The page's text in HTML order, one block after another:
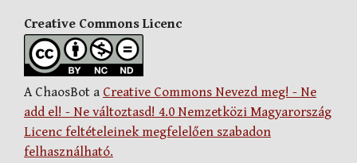
Creative Commons Licenc
A ChaosBot a Creative Commons Nevezd meg! - Ne
add el! - Ne változtasd! 4.0 Nemzetközi Magyarország
Licenc feltételeinek megfelelően szabadon
felhasználható.